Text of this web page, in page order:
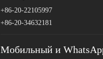
+86-20-22105997
+86-20-34632181
Мобильный и